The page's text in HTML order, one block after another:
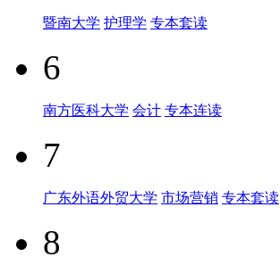
暨南大学 护理学 专本套读
6
南方医科大学 会计 专本连读
7
广东外语外贸大学 市场营销 专本套读
8